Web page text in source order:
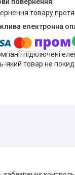
товару
підключені
який товар не